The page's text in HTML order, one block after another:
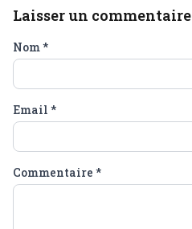
Laisser un commentaire
Nom*
Email *
Commentaire *